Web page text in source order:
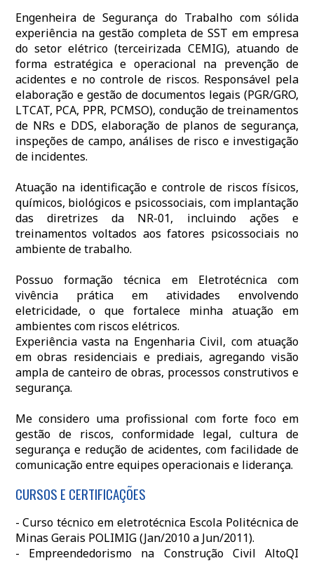
Engenheira de Segurança do Trabalho com sólida
experiência na gestão completa de SST em empresa
do setor elétrico (terceirizada CEMIG), atuando de
forma estratégica e operacional na prevenção de
acidentes e no controle de riscos. Responsável pela
elaboração e gestão de documentos legais (PGR/GRO,
LTCAT, PCA, PPR, PCMSO), condução de treinamentos
de NRs e DDS, elaboração de planos de segurança,
inspeções de campo, análises de risco e investigação
de incidentes.
Atuação na identificação e controle de riscos físicos,
químicos, biológicos e psicossociais, com implantação
das diretrizes da NR-01, incluindo ações e
treinamentos voltados aos fatores psicossociais no
ambiente de trabalho.
Possuo formação técnica em Eletrotécnica com
vivência prática em atividades envolvendo
eletricidade, o que fortalece minha atuação em
ambientes com riscos elétricos.
Experiência vasta na Engenharia Civil, com atuação
em obras residenciais e prediais, agregando visão
ampla de canteiro de obras, processos construtivos e
segurança.
Me considero uma profissional com forte foco em
gestão de riscos, conformidade legal, cultura de
segurança e redução de acidentes, com facilidade de
comunicação entre equipes operacionais e liderança.
CURSOS E CERTIFICAÇÕES
- Curso técnico em eletrotécnica Escola Politécnica de
Minas Gerais POLIMIG (Jan/2010 a Jun/2011).
- Empreendedorismo na Construção Civil AltoQI